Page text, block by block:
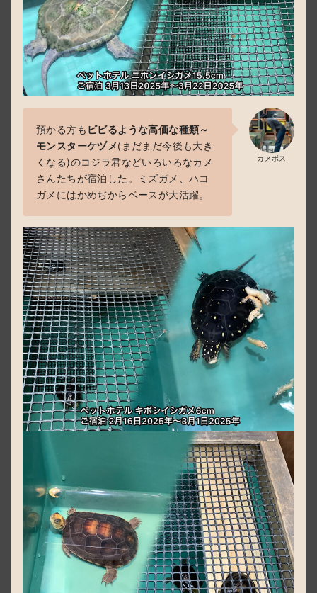
カメボス
預かる方も ビビるような高価な種類～
モンスターケヅメ(まだまだ今後も大き
くなる)のコジラ君などいろいろなカメ
さんたちが宿泊した。ミズガメ、ハコ
ガメにはかめぢからベースが大活躍。